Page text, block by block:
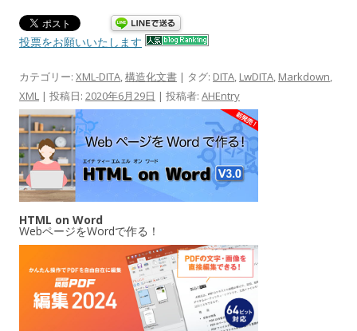
投票をお願いいたします
カテゴリー: XML-DITA,構造化文書 | タグ: DITA, LwDITA, Markdown,
XML | 投稿日: 2020年6月29日 | 投稿者: AHEntry
HTML on Word
WebページをWordで作る！